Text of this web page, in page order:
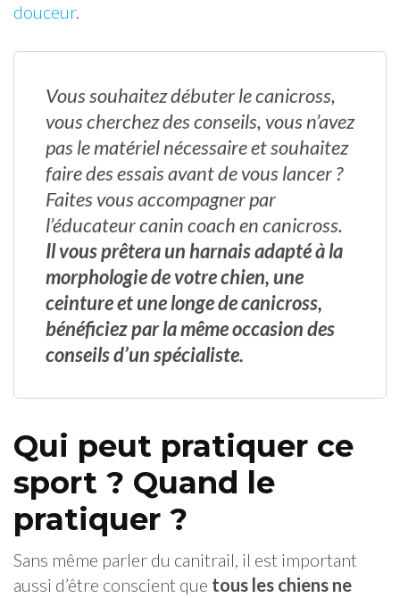
douceur.
Vous souhaitez débuter le canicross,
vous cherchez des conseils, vous n’avez
pas le matériel nécessaire et souhaitez
faire des essais avant de vous lancer ?
Faites vous accompagner par
l’éducateur canin coach en canicross.
Il vous prêtera un harnais adapté à la
morphologie de votre chien, une
ceinture et une longe de canicross,
bénéficiez par la même occasion des
conseils d’un spécialiste.
Qui peut pratiquer ce
sport ? Quand le
pratiquer ?
Sans même parler du canitrail, il est important
aussi d’être conscient que tous les chiens ne